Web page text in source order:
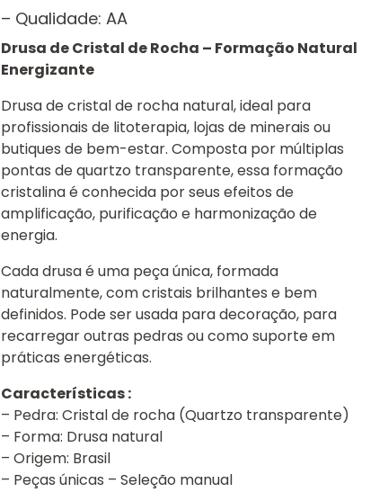
– Qualidade: AA
Drusa de Cristal de Rocha – Formação Natural
Energizante
Drusa de cristal de rocha natural, ideal para
profissionais de litoterapia, lojas de minerais ou
butiques de bem-estar. Composta por múltiplas
pontas de quartzo transparente, essa formação
cristalina é conhecida por seus efeitos de
amplificação, purificação e harmonização de
energia.
Cada drusa é uma peça única, formada
naturalmente, com cristais brilhantes e bem
definidos. Pode ser usada para decoração, para
recarregar outras pedras ou como suporte em
práticas energéticas.
Características :
– Pedra: Cristal de rocha (Quartzo transparente)
– Forma: Drusa natural
– Origem: Brasil
– Peças únicas – Seleção manual